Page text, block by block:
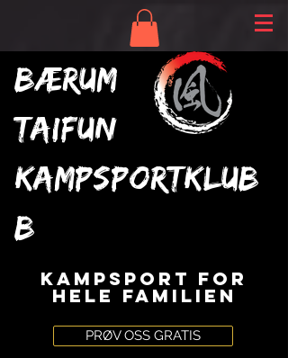
Bærum
Taifun
Kampsportklub
b
KAMPSPORT FOR
HELE FAMILIEN
PRØV OSS GRATIS